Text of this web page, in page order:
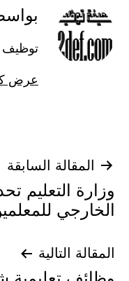
توظيف
عرض
تصفّح
المقالات
المقالة السابقة
وزارة التعليم
الخارجي
المقالة التالية